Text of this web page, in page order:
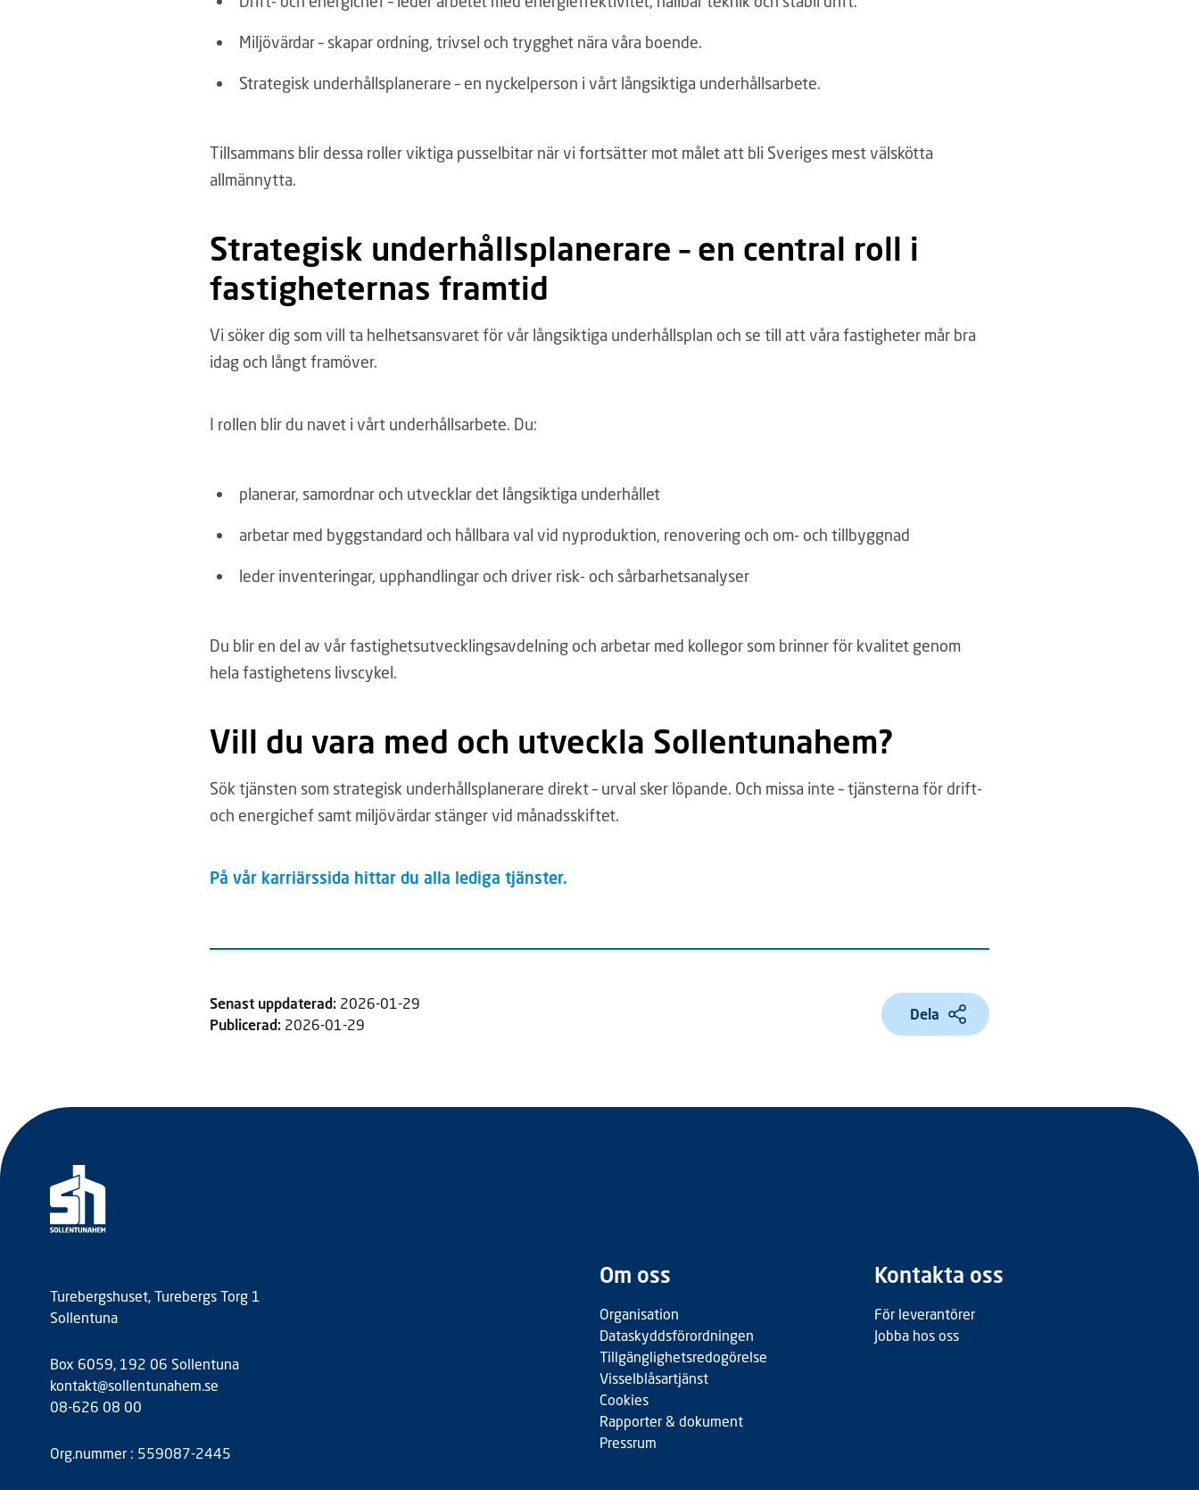
Miljövärdar – skapar ordning, trivsel och trygghet nära våra boende.
Strategisk underhållsplanerare – en nyckelperson i vårt långsiktiga underhållsarbete.
Tillsammans blir dessa roller viktiga pusselbitar när vi fortsätter mot målet att bli Sveriges mest välskötta
allmännytta.
Strategisk underhållsplanerare – en central roll i
fastigheternas framtid
Vi söker dig som vill ta helhetsansvaret för vår långsiktiga underhållsplan och se till att våra fastigheter mår bra
idag och långt framöver.
I rollen blir du navet i vårt underhållsarbete. Du:
planerar, samordnar och utvecklar det långsiktiga underhållet
arbetar med byggstandard och hållbara val vid nyproduktion, renovering och om- och tillbyggnad
leder inventeringar, upphandlingar och driver risk- och sårbarhetsanalyser
Du blir en del av vår fastighetsutvecklingsavdelning och arbetar med kollegor som brinner för kvalitet genom
hela fastighetens livscykel.
Vill du vara med och utveckla Sollentunahem?
Sök tjänsten som strategisk underhållsplanerare direkt – urval sker löpande. Och missa inte – tjänsterna för drift-
och energichef samt miljövärdar stänger vid månadsskiftet.
På vår karriärssida hittar du alla lediga tjänster.
Senast uppdaterad: 2026-01-29
Publicerad: 2026-01-29
Dela
Turebergshuset, Turebergs Torg 1
Sollentuna
Box 6059, 192 06 Sollentuna
kontakt@sollentunahem.se
08-626 08 00
Org.nummer : 559087-2445
Om oss
Organisation
Dataskyddsförordningen
Tillgänglighetsredogörelse
Visselblåsartjänst
Cookies
Rapporter & dokument
Pressrum
Kontakta oss
För leverantörer
Jobba hos oss